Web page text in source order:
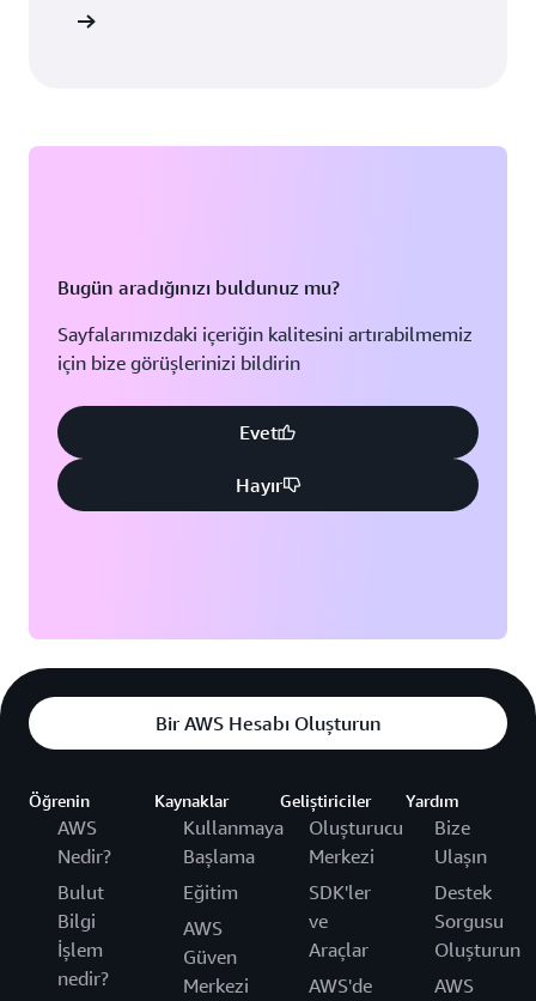
Bugün aradığınızı buldunuz mu?
Sayfalarımızdaki içeriğin kalitesini artırabilmemiz
için bize görüşlerinizi bildirin
Evet
Hayır
Bir AWS Hesabı Oluşturun
Öğrenin
AWS
Nedir?
Bulut
Bilgi
İşlem
nedir?
Kaynaklar
Kullanmaya
Başlama
Eğitim
AWS
Güven
Merkezi
Geliştiriciler
Oluşturucu
Merkezi
SDK'ler
ve
Araçlar
AWS'de
Yardım
Bize
Ulaşın
Destek
Sorgusu
Oluşturun
AWS